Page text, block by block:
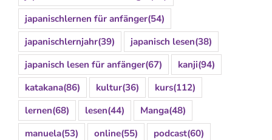
japanischlernen für anfänger(54)
japanischlernjahr(39) japanisch lesen(38)
japanisch lesen für anfänger(67) kanji(94)
katakana(86) kultur(36) kurs(112)
lernen(68) lesen(44) Manga(48)
manuela(53) online(55) podcast(60)